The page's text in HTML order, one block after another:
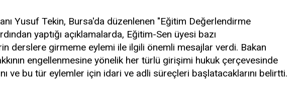
Yusuf Tekin, Bursa'da düzenlenen "Eğitim Değerlendirme
yaptığı açıklamalarda, Eğitim-Sen üyesi bazı
derslere girmeme eylemi ile ilgili önemli mesajlar verdi. Bakan
engellenmesine yönelik her türlü girişimi hukuk çerçevesinde
ve bu tür eylemler için idari ve adli süreçleri başlatacaklarını belirtti.